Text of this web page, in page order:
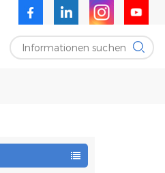
Informationen suchen